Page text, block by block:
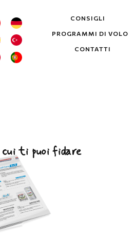
CONSIGLI
PROGRAMMI DI VOLO
CONTATTI
ti puoi fidare